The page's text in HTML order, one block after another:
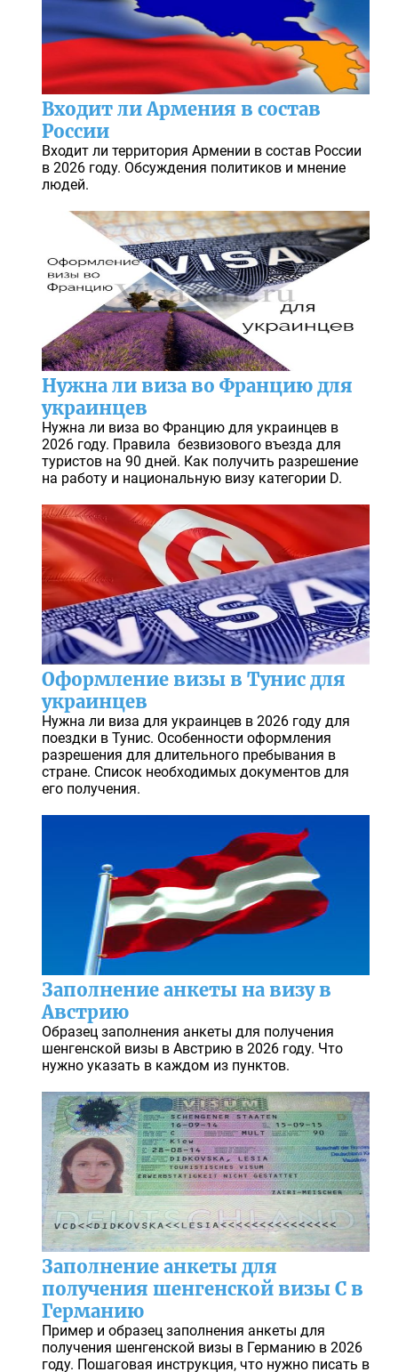
Входит ли Армения в состав
России
Входит ли территория Армении в состав России
в 2026 году. Обсуждения политиков и мнение
людей.
Нужна ли виза во Францию для
украинцев
Нужна ли виза во Францию для украинцев в
2026 году. Правила безвизового въезда для
туристов на 90 дней. Как получить разрешение
на работу и национальную визу категории D.
Оформление визы в Тунис для
украинцев
Нужна ли виза для украинцев в 2026 году для
поездки в Тунис. Особенности оформления
разрешения для длительного пребывания в
стране. Список необходимых документов для
его получения.
Заполнение анкеты на визу в
Австрию
Образец заполнения анкеты для получения
шенгенской визы в Австрию в 2026 году. Что
нужно указать в каждом из пунктов.
Заполнение анкеты для
получения шенгенской визы С в
Германию
Пример и образец заполнения анкеты для
получения шенгенской визы в Германию в 2026
году. Пошаговая инструкция, что нужно писать в